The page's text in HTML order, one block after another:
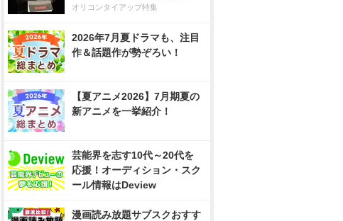
オリコンタイアップ特集
2026年7月夏ドラマも、注目
作＆話題作が勢ぞろい！
【夏アニメ2026】7月期夏の
新アニメを一挙紹介！
芸能界を志す10代～20代を
応援！オーディション・スク
ール情報はDeview
漫画読み放題サブスクおすす